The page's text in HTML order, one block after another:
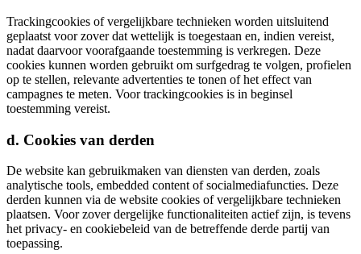
Trackingcookies of vergelijkbare technieken worden uitsluitend
geplaatst voor zover dat wettelijk is toegestaan en, indien vereist,
nadat daarvoor voorafgaande toestemming is verkregen. Deze
cookies kunnen worden gebruikt om surfgedrag te volgen, profielen
op te stellen, relevante advertenties te tonen of het effect van
campagnes te meten. Voor trackingcookies is in beginsel
toestemming vereist.
d. Cookies van derden
De website kan gebruikmaken van diensten van derden, zoals
analytische tools, embedded content of socialmediafuncties. Deze
derden kunnen via de website cookies of vergelijkbare technieken
plaatsen. Voor zover dergelijke functionaliteiten actief zijn, is tevens
het privacy- en cookiebeleid van de betreffende derde partij van
toepassing.